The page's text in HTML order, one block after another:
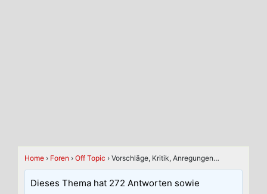
Home › Foren › Off Topic › Vorschläge, Kritik, Anregungen…
Dieses Thema hat 272 Antworten sowie